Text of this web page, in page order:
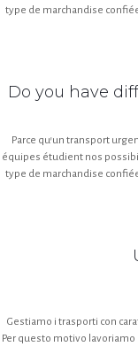
type de marchandise
Do you have
Parce qu'un transport
équipes étudient nos
type de marchandise
Gestiamo i trasporti con
Per questo motivo